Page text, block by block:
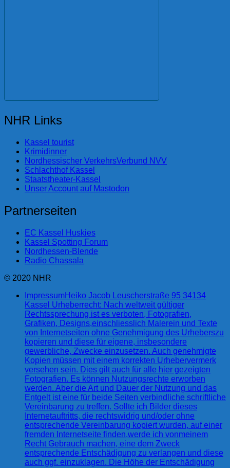
NHR Links
Kassel tourist
Krimidinner
Nordhessischer VerkehrsVerbund NVV
Schlachthof Kassel
Staatstheater-Kassel
Unser Account auf Mastodon
Partnerseiten
EC Kassel Huskies
Kassel Spotting Forum
Nordhessen-Blende
Radio Chassala
© 2020 NHR
ImpressumHeiko Jacob Leuscherstraße 95 34134
Kassel Urheberrecht: Nach weltweit gültiger
Rechtssprechung ist es verboten, Fotografien,
Grafiken, Designs,einschliesslich Malerein und Texte
von Internetseiten ohne Genehmigung des Urheberszu
kopieren und diese für eigene, insbesondere
gewerbliche, Zwecke einzusetzen. Auch genehmigte
Kopien müssen mit einem korrekten Urhebervermerk
versehen sein. Dies gilt auch für alle hier gezeigten
Fotografien. Es können Nutzungsrechte erworben
werden. Aber die Art und Dauer der Nutzung und das
Entgelt ist eine für beide Seiten verbindliche schriftliche
Vereinbarung zu treffen. Sollte ich Bilder dieses
Internetauftritts, die rechtswidrig und/oder ohne
entsprechende Vereinbarung kopiert wurden, auf einer
fremden Internetseite finden,werde ich vonmeinem
Recht Gebrauch machen, eine dem Zweck
entsprechende Entschädigung zu verlangen und diese
auch ggf. einzuklagen. Die Höhe der Entschädigung